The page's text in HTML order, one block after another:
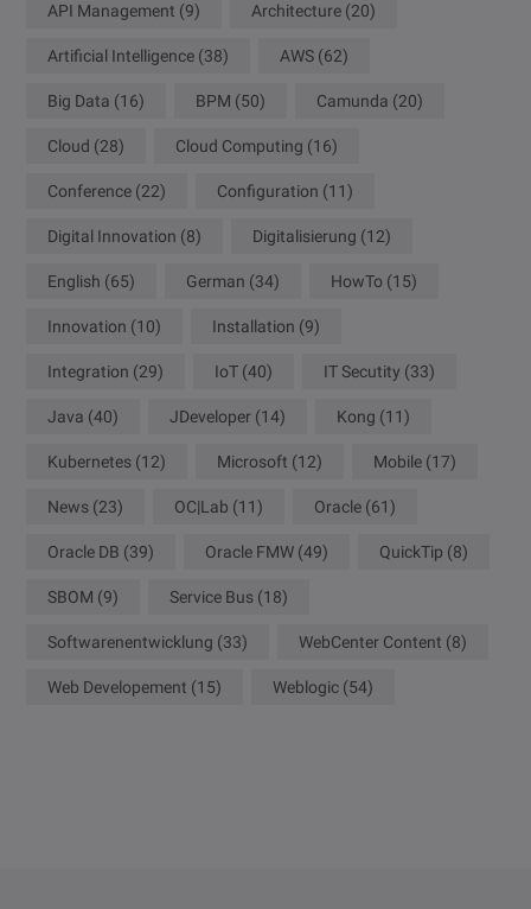
API Management (9) Architecture (20)
Artificial Intelligence (38) AWS (62)
Big Data (16) BPM (50) Camunda (20)
Cloud (28) Cloud Computing (16)
Conference (22) Configuration (11)
Digital Innovation (8) Digitalisierung (12)
English (65) German (34) HowTo (15)
Innovation (10) Installation (9)
Integration (29) IoT (40) IT Secutity (33)
Java (40) JDeveloper (14) Kong (11)
Kubernetes (12) Microsoft (12) Mobile (17)
News (23) OC|Lab (11) Oracle (61)
Oracle DB (39) Oracle FMW (49) QuickTip (8)
SBOM (9) Service Bus (18)
Softwarenentwicklung (33) WebCenter Content (8)
Web Developement (15) Weblogic (54)